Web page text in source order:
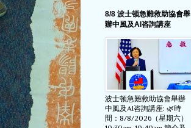
8/8 波士顿急難救助協會舉
辦中風及AI咨詢講座
波士顿急難救助協會舉辦
中風及AI咨詢講座: 🌿時
間：8/8/2026（星期六）